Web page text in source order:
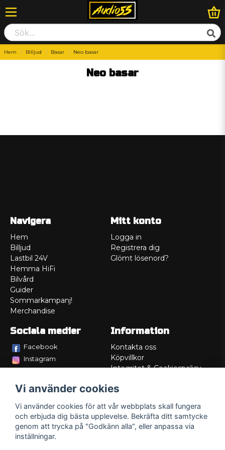
Hem Billjud Basar Neo basar
Neo basar
Navigera
Hem
Billjud
Lastbil 24V
Hemma HiFi
Bilvård
Guider
Sommarkampanj!
Merchandise
Mitt konto
Logga in
Registrera dig
Glömt lösenord?
Sociala medier
Facebook
Instagram
Information
Kontakta oss
Köpvillkor
Integritet & Cookiespolicy
Service/Garanti
Lådritning
Om oss
Vi använder cookies
Vi använder cookies för att vår webbplats skall fungera
och erbjuda dig bästa upplevelse. Bekräfta ditt samtycke
genom att trycka på "Godkänn alla", eller anpassa via
inställningar.